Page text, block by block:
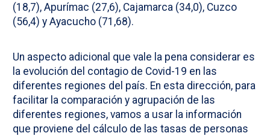
(18,7), Apurímac (27,6), Cajamarca (34,0), Cuzco
(56,4) y Ayacucho (71,68).
Un aspecto adicional que vale la pena considerar es
la evolución del contagio de Covid-19 en las
diferentes regiones del país. En esta dirección, para
facilitar la comparación y agrupación de las
diferentes regiones, vamos a usar la información
que proviene del cálculo de las tasas de personas